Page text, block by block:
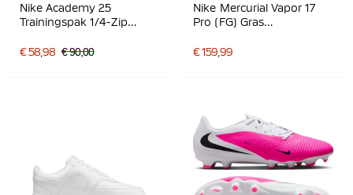
Nike Academy 25
Trainingspak 1/4-Zip
€ 58,98 € 90,00
Nike Mercurial Vapor 17
Pro (FG) Gras
Zwart Goud
€ 159,99